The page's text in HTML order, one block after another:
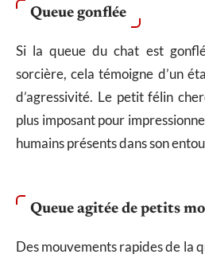
Queue gonflée
Si la queue du chat est
sorcière, cela témoigne d’un
d’agressivité. Le petit félin
plus imposant pour
humains présents dans son
Queue agitée de petits
Des mouvements rapides de la